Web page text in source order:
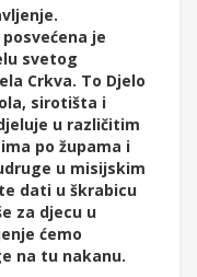
je
svetog
Crkva. To Djelo
sirotišta i
u različitim
po župama i
u misijskim
dati u škrabicu
za djecu u
ćemo
na tu nakanu.